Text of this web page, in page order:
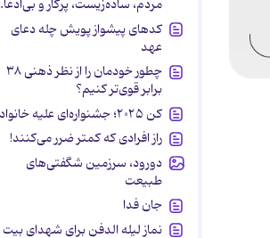
مردم، ساده‌زیست، پرکار و بی‌ادعا.
کدهای پیشواز پویش چله دعای
عهد
چطور خودمان را از نظر ذهنی ۳۸
برابر قوی‌تر کنیم؟
کن ۲۰۲۵؛ جشنواره‌ای علیه خانواده
راز افرادی که کمتر ضرر می‌کنند!
دورود، سرزمین شگفتی‌های
طبیعت
جان فدا
نماز لیله الدفن برای شهدای بیت